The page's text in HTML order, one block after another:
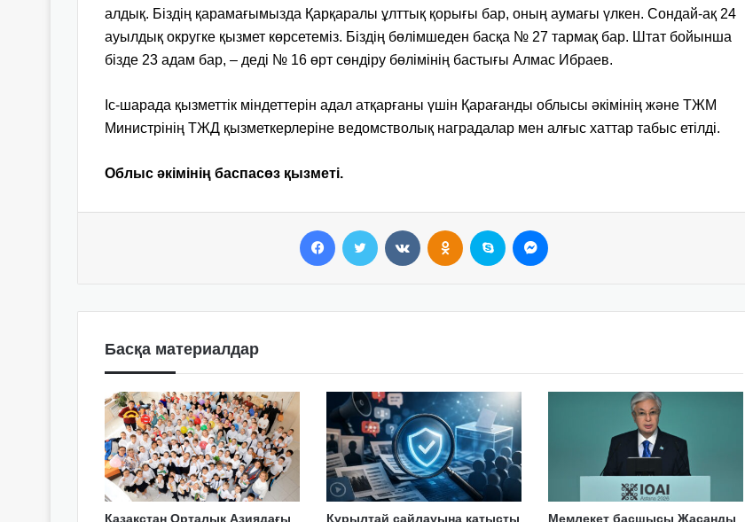
алдық. Біздің қарамағымызда Қарқаралы ұлттық қорығы бар, оның аумағы үлкен. Сондай-ақ 24
ауылдық округке қызмет көрсетеміз. Біздің бөлімшеден басқа № 27 тармақ бар. Штат бойынша
бізде 23 адам бар, – деді № 16 өрт сөндіру бөлімінің бастығы Алмас Ибраев.
Іс-шарада қызметтік міндеттерін адал атқарғаны үшін Қарағанды облысы әкімінің және ТЖМ
Министрінің ТЖД қызметкерлеріне ведомстволық наградалар мен алғыс хаттар табыс етілді.
Облыс әкімінің баспасөз қызметі.
Басқа материалдар
Қазақстан Орталық Азиядағы Құрылтай сайлауына қатысты Мемлекет басшысы Жасанды